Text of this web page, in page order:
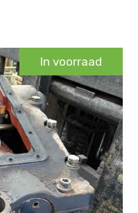
In voorraad